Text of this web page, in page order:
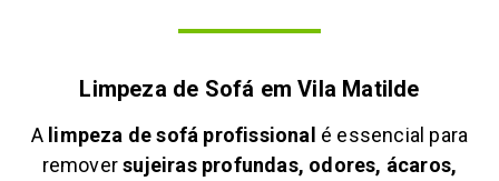
Limpeza de Sofá emVila Matilde
A limpeza de sofá profissional é essencial para
removersujeiras profundas, odores, ácaros,